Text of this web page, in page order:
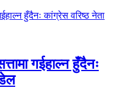
गईहाल्न हुँदैनः